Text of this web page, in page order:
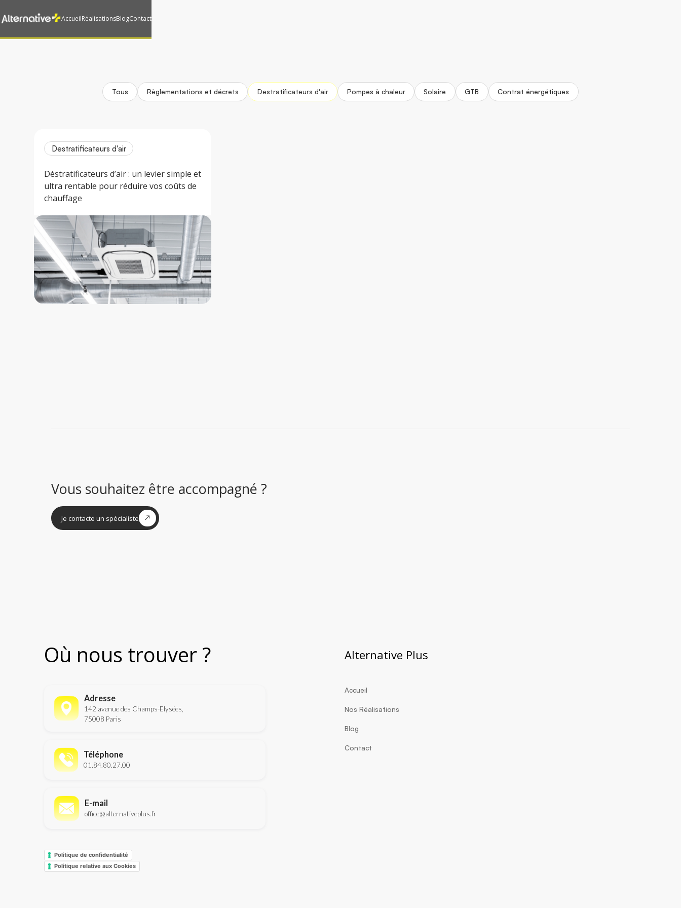
AccueilRéalisationsBlogContact
Tous Règlementations et décrets Destratificateurs d'air Pompes à chaleur Solaire GTB Contrat énergétiques
Destratificateurs d'air
Déstratificateurs d’air : un levier simple et
ultra rentable pour réduire vos coûts de
chauffage
Vous souhaitez être accompagné ?
Je contacte un spécialiste
Où nous trouver ?
Adresse
142 avenue des Champs-Elysées,
75008 Paris
Téléphone
01.84.80.27.00
E-mail
office@alternativeplus.fr
Politique de confidentialité
Politique relative aux Cookies
Alternative Plus
Accueil
Nos Réalisations
Blog
Contact